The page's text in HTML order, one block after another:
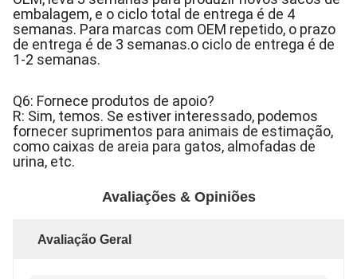
embalagem, e o ciclo total de entrega é de 4
semanas. Para marcas com OEM repetido, o prazo
de entrega é de 3 semanas.o ciclo de entrega é de
1-2 semanas.
Q6: Fornece produtos de apoio?
R: Sim, temos. Se estiver interessado, podemos
fornecer suprimentos para animais de estimação,
como caixas de areia para gatos, almofadas de
urina, etc.
Avaliações & Opiniões
Avaliação Geral